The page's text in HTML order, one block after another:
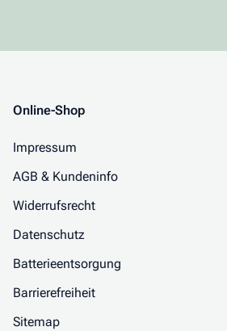
Online-Shop
Impressum
AGB & Kundeninfo
Widerrufsrecht
Datenschutz
Batterieentsorgung
Barrierefreiheit
Sitemap